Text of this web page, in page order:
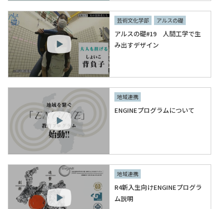
芸術文化学部 アルスの礎
アルスの礎#19 人間工学で生
み出すデザイン
地域連携
ENGINEプログラムについて
地域連携
R4新入生向けENGINEプログラ
ム説明